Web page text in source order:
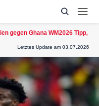
gegen Ghana WM2026 Tipp,
Letztes Update am 03.07.2026